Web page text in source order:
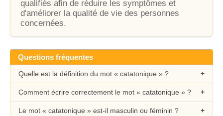
qualifiés afin de réduire les symptômes et
d'améliorer la qualité de vie des personnes
concernées.
Questions fréquentes
Quelle est la définition du mot « catatonique » ?
Comment écrire correctement le mot « catatonique » ?
Le mot « catatonique » est-il masculin ou féminin ?